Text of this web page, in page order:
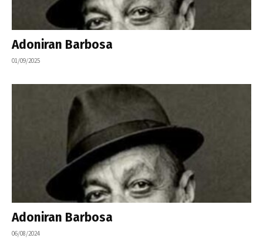
Adoniran Barbosa
01/09/2025
Adoniran Barbosa
06/08/2024